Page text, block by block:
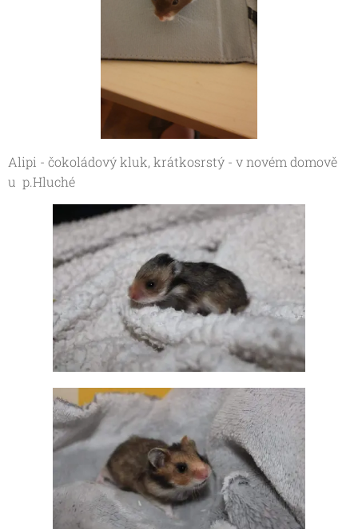
Alipi - čokoládový kluk, krátkosrstý - v novém domově
u p.Hluché